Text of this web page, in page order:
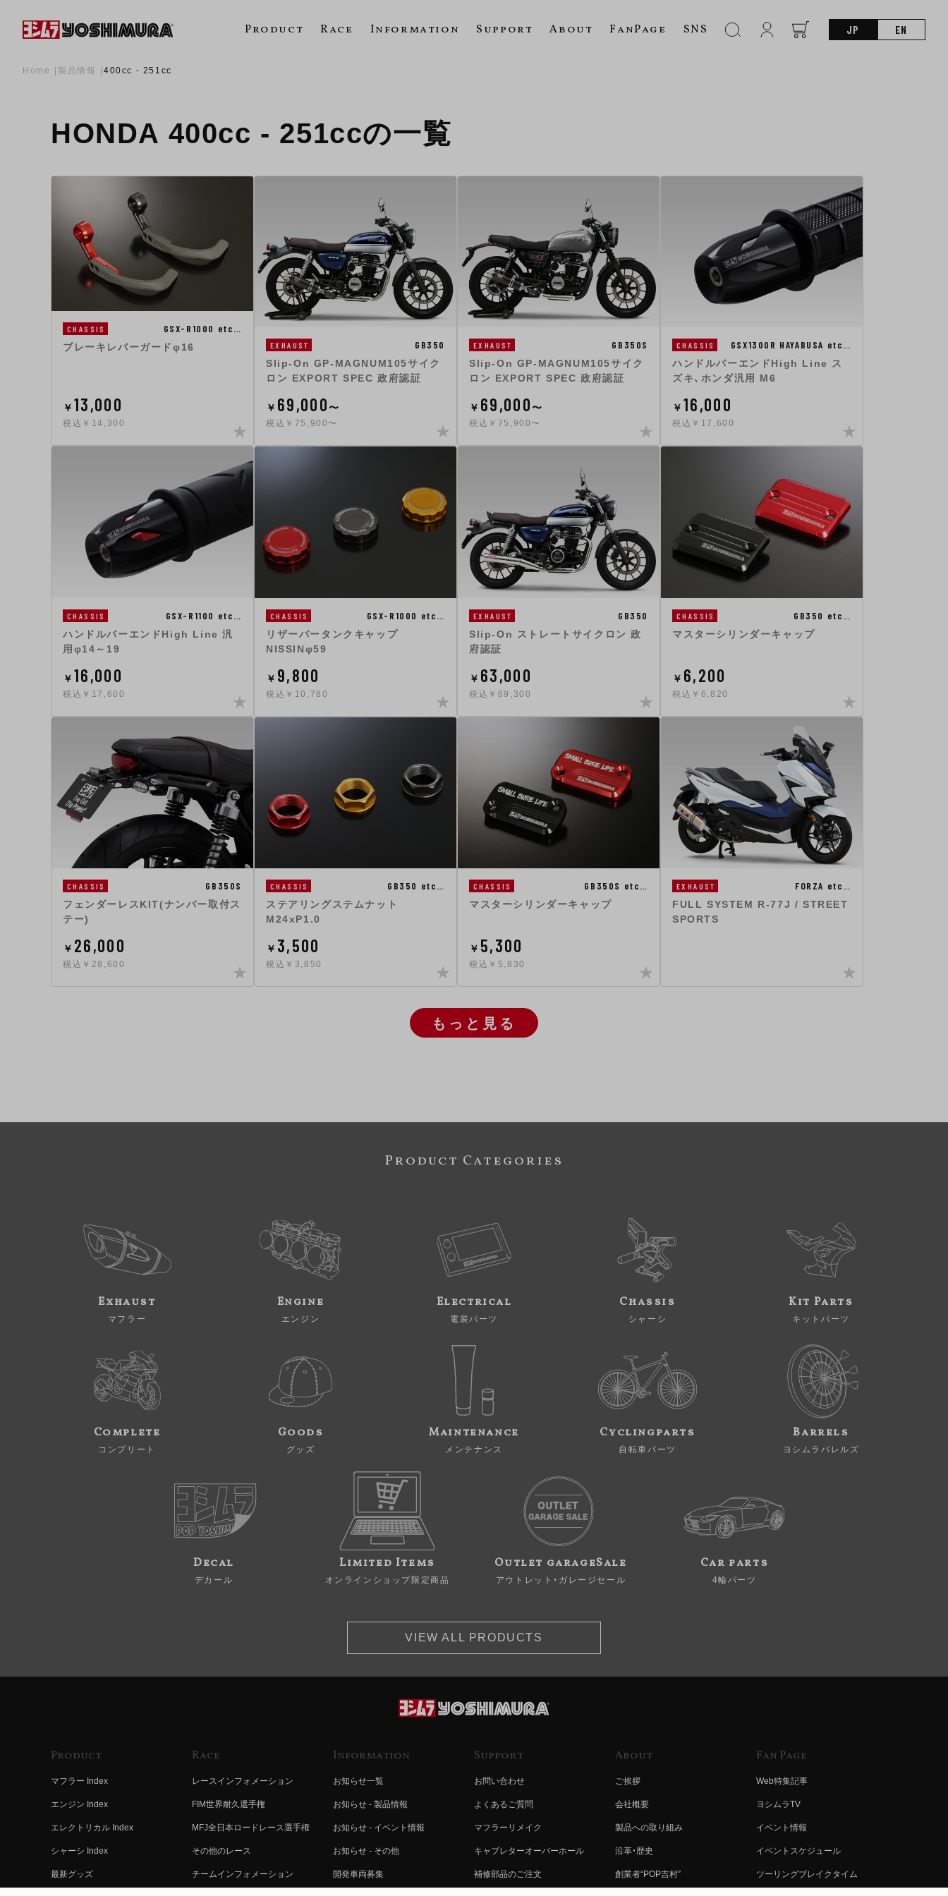
Product Race Information Support About FanPage SNS JP EN
Home 製品情報 400cc - 251cc
HONDA 400cc - 251ccの一覧
CHASSIS GSX-R1000 etc…
ブレーキレバーガードφ16
￥ 13,000
税込￥14,300
EXHAUST GB350
Slip-On GP-MAGNUM105サイク
ロン EXPORT SPEC 政府認証
￥ 69,000〜
税込￥75,900〜
EXHAUST GB350S
Slip-On GP-MAGNUM105サイク
ロン EXPORT SPEC 政府認証
￥ 69,000〜
税込￥75,900〜
CHASSIS GSX1300R HAYABUSA etc…
ハンドルバーエンドHigh Line ス
ズキ、ホンダ汎用 M6
￥ 16,000
税込￥17,600
CHASSIS GSX-R1100 etc…
ハンドルバーエンドHigh Line 汎
用φ14～19
￥ 16,000
税込￥17,600
CHASSIS GSX-R1000 etc…
リザーバータンクキャップ
NISSINφ59
￥ 9,800
税込￥10,780
EXHAUST GB350
Slip-On ストレートサイクロン 政
府認証
￥ 63,000
税込￥69,300
CHASSIS GB350 etc…
マスターシリンダーキャップ
￥ 6,200
税込￥6,820
CHASSIS GB350S
フェンダーレスKIT(ナンバー取付ス
テー)
￥ 26,000
税込￥28,600
CHASSIS GB350 etc…
ステアリングステムナット
M24xP1.0
￥ 3,500
税込￥3,850
CHASSIS GB350S etc…
マスターシリンダーキャップ
￥ 5,300
税込￥5,830
EXHAUST FORZA etc…
FULL SYSTEM R-77J / STREET
SPORTS
もっと見る
Product Categories
Exhaust
マフラー
Engine
エンジン
Electrical
電装パーツ
Chassis
シャーシ
Kit Parts
キットパーツ
Complete
コンプリート
Goods
グッズ
Maintenance
メンテナンス
Cyclingparts
自転車パーツ
Barrels
ヨシムラバレルズ
Decal
デカール
Limited Items
オンラインショップ限定商品
Outlet garageSale
アウトレット・ガレージセール
Car parts
4輪パーツ
VIEW ALL PRODUCTS
Product
マフラー Index
エンジン Index
エレクトリカル Index
シャーシ Index
最新グッズ
Race
レースインフォメーション
FIM世界耐久選手権
MFJ全日本ロードレース選手権
その他のレース
チームインフォメーション
Information
お知らせ一覧
お知らせ - 製品情報
お知らせ - イベント情報
お知らせ - その他
開発車両募集
Support
お問い合わせ
よくあるご質問
マフラーリメイク
キャブレターオーバーホール
補修部品のご注文
About
ご挨拶
会社概要
製品への取り組み
沿革・歴史
創業者“POP吉村”
Fan Page
Web特集記事
ヨシムラTV
イベント情報
イベントスケジュール
ツーリングブレイクタイム